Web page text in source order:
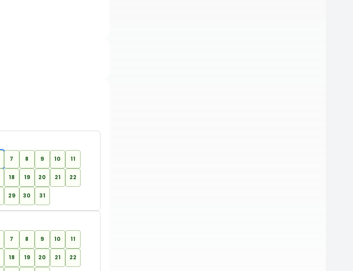
7 8 9 10 11
18 19 20 21 22
29 30 31
7 8 9 10 11
18 19 20 21 22